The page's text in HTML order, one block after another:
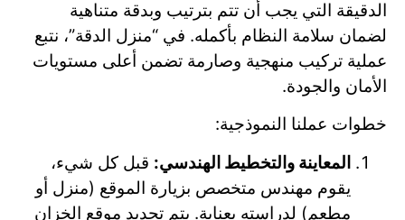
الدقيقة التي يجب أن تتم بترتيب وبدقة متناهية
لضمان سلامة النظام بأكمله. في “منزل الدقة”، نتبع
عملية تركيب منهجية وصارمة تضمن أعلى مستويات
الأمان والجودة.
خطوات عملنا النموذجية:
المعاينة والتخطيط الهندسي: قبل كل شيء،
يقوم مهندس متخصص بزيارة الموقع (منزل أو
مطعم) لدراسته بعناية. يتم تحديد موقع الخزان